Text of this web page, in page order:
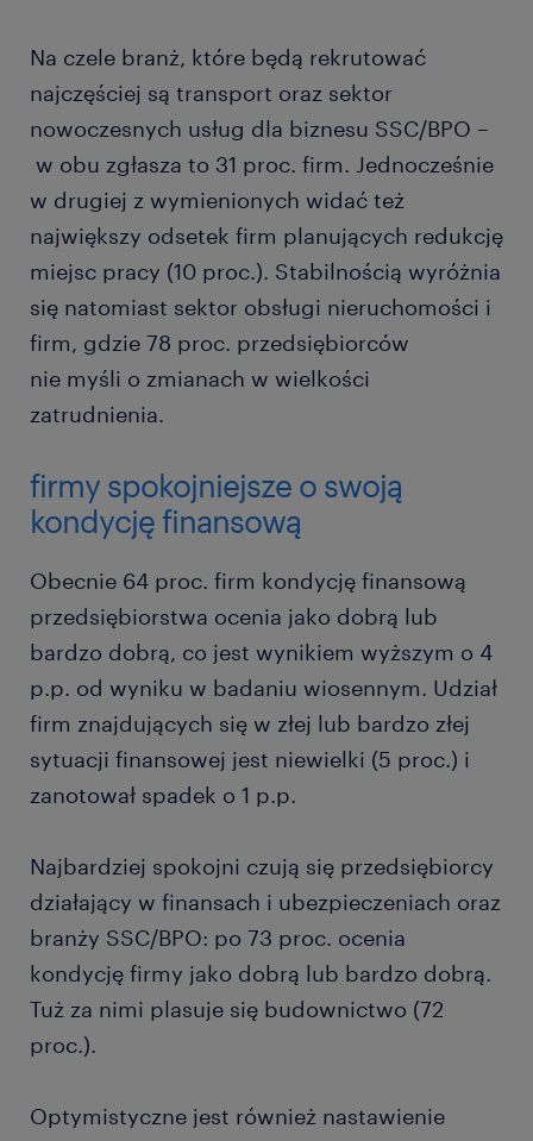
Na czele branż, które będą rekrutować
najczęściej są transport oraz sektor
nowoczesnych usług dla biznesu SSC/BPO –
w obu zgłasza to 31 proc. firm. Jednocześnie
w drugiej z wymienionych widać też
największy odsetek firm planujących redukcję
miejsc pracy (10 proc.). Stabilnością wyróżnia
się natomiast sektor obsługi nieruchomości i
firm, gdzie 78 proc. przedsiębiorców
nie myśli o zmianach w wielkości
zatrudnienia.
firmy spokojniejsze o swoją
kondycję finansową
Obecnie 64 proc. firm kondycję finansową
przedsiębiorstwa ocenia jako dobrą lub
bardzo dobrą, co jest wynikiem wyższym o 4
p.p. od wyniku w badaniu wiosennym. Udział
firm znajdujących się w złej lub bardzo złej
sytuacji finansowej jest niewielki (5 proc.) i
zanotował spadek o 1 p.p.
Najbardziej spokojni czują się przedsiębiorcy
działający w finansach i ubezpieczeniach oraz
branży SSC/BPO: po 73 proc. ocenia
kondycję firmy jako dobrą lub bardzo dobrą.
Tuż za nimi plasuje się budownictwo (72
proc.).
Optymistyczne jest również nastawienie